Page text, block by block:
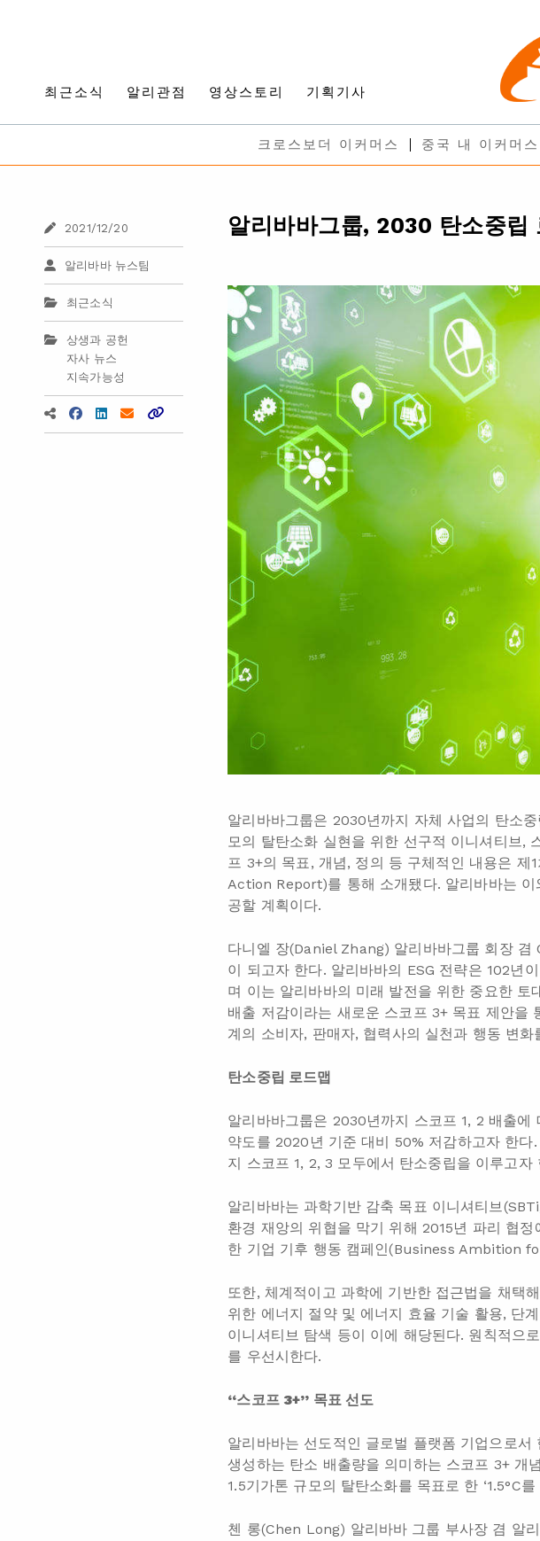
최근소식 알리관점 영상스토리 기획기사
크로스보더 이커머스 중국 내 이커머스
2021/12/20
알리바바 뉴스팀
최근소식
상생과 공헌
자사 뉴스
지속가능성
알리바바그룹, 2030 탄소중립
알리바바그룹은 2030년까지 자체 사업의 탄소
모의 탈탄소화 실현을 위한 선구적 이니셔티브,
프 3+의 목표, 개념, 정의 등 구체적인 내용은 제
Action Report)를 통해 소개됐다. 알리바바는
공할 계획이다.
다니엘 장(Daniel Zhang) 알리바바그룹 회장 겸
이 되고자 한다. 알리바바의 ESG 전략은 102년
며 이는 알리바바의 미래 발전을 위한 중요한 토
배출 저감이라는 새로운 스코프 3+ 목표 제안을
계의 소비자, 판매자, 협력사의 실천과 행동 변
탄소중립 로드맵
알리바바그룹은 2030년까지 스코프 1, 2 배출
약도를 2020년 기준 대비 50% 저감하고자 한
지 스코프 1, 2, 3 모두에서 탄소중립을 이루고자
알리바바는 과학기반 감축 목표 이니셔티브
환경 재앙의 위협을 막기 위해 2015년 파리 협
한 기업 기후 행동 캠페인(Business Ambition
또한, 체계적이고 과학에 기반한 접근법을 채택
위한 에너지 절약 및 에너지 효율 기술 활용, 단
이니셔티브 탐색 등이 이에 해당된다. 원칙적으
를 우선시한다.
“스코프 3+” 목표 선도
알리바바는 선도적인 글로벌 플랫폼 기업으로
생성하는 탄소 배출량을 의미하는 스코프 3+ 개
1.5기가톤 규모의 탈탄소화를 목표로 한 ‘1.5°C
첸 롱(Chen Long) 알리바바 그룹 부사장 겸 알